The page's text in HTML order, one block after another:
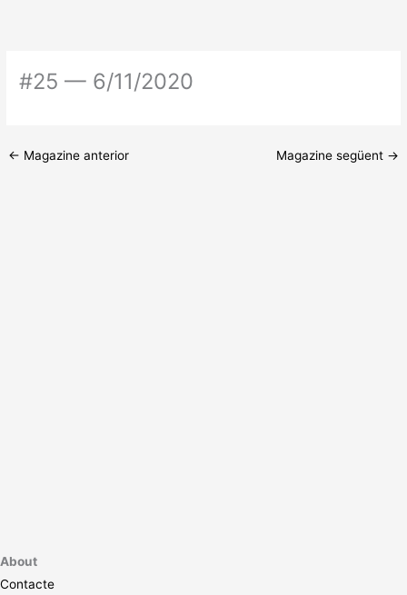
#25 — 6/11/2020
← Magazine anterior Magazine següent →
About
Contacte